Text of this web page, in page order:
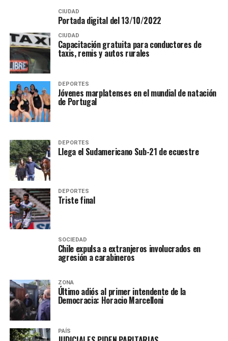
CIUDAD
Portada digital del 13/10/2022
CIUDAD
Capacitación gratuita para conductores de
taxis, remis y autos rurales
DEPORTES
Jóvenes marplatenses en el mundial de natación
de Portugal
DEPORTES
Llega el Sudamericano Sub-21 de ecuestre
DEPORTES
Triste final
SOCIEDAD
Chile expulsa a extranjeros involucrados en
agresión a carabineros
ZONA
Último adiós al primer intendente de la
Democracia: Horacio Marcelloni
PAÍS